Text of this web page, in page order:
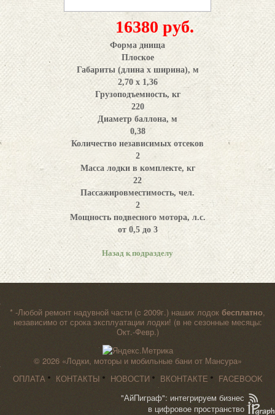
16380 руб.
Форма днища
Плоское
Габариты (длина x ширина), м
2,70 х 1,36
Грузоподъемность, кг
220
Диаметр баллона, м
0,38
Количество независимых отсеков
2
Масса лодки в комплекте, кг
22
Пассажировместимость, чел.
2
Мощность подвесного мотора, л.с.
от 0,5 до 3
Назад к подразделу
* -Любой ремонт надувной части (c 2009г.) наших лодок бесплатно,
независимо от срока эксплуатации лодки! (в не сезонные месяцы:
Окт.-Февр.)
© 2026 «Лодки, моторы и мобильные бани от Мансура»
ОПЛАТА
КОНТАКТЫ НОВОСТИ ВКОНТАКТЕ
FACEBOOK
"АйПиграф": интегрируем бизнес
в цифровое пространство